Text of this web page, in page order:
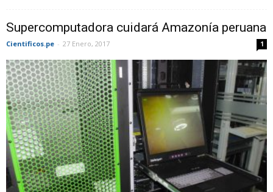
Supercomputadora cuidará Amazonía peruana
Cientificos.pe - 27 Enero, 2017 1